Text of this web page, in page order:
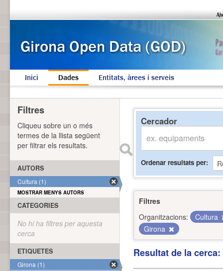
Inici Dades Entitats, àrees i serveis
Cercador
Ordenar resultats per
Filtres
Organitzacions:
Cultura
Girona
Resultat de la
Filtres
Cliqueu sobre un o més
termes de la llista següent
per filtrar els resultats.
AUTORS
Cultura (1)
MOSTRAR MENYS AUTORS
CATEGORIES
No hi ha filtres per aquesta
cerca
ETIQUETES
Girona (1)